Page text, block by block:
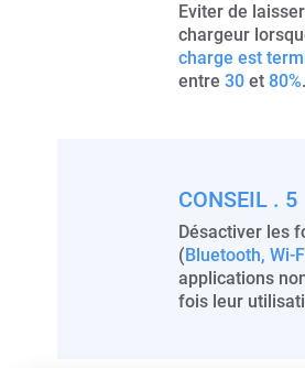
Eviter de
chargeur
charge est
entre 30 et 80%.
CONSEIL . 5
Désactiver les
( Bluetooth, Wi-
applications
fois leur